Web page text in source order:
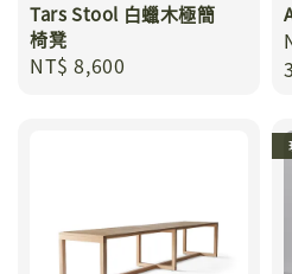
Tars Stool 白蠟木極簡
椅凳
Regular
NT$ 8,600